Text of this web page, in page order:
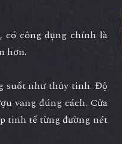
có công dụng chính là
hơn.
suốt như thủy tinh. Độ
vang đúng cách. Cửa
tinh tế từng đường nét